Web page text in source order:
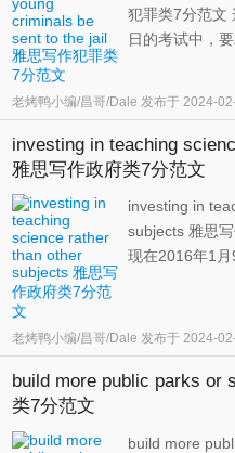
犯罪类7分范文
日的考试中，
上还是心理上
学则可以将论
老烤鸭小编/昌哥/Dale 发布于 2024-
investing in teaching
雅思写作政府类7分范文
investing in
subjects 雅思
现在2016年1
好写一些。也
如数学、工程
老烤鸭小编/昌哥/Dale 发布于 2024-
build more public parks or
类7分范文
build more